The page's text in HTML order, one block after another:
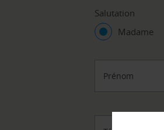
Salutation
Madame
Prénom